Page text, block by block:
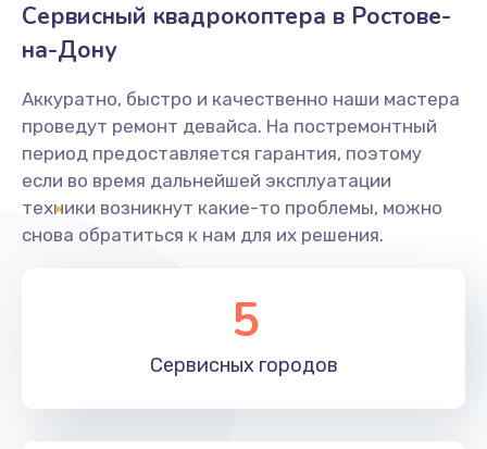
Сервисный квадрокоптера в Ростове-
на-Дону
Аккуратно, быстро и качественно наши мастера
проведут ремонт девайса. На постремонтный
период предоставляется гарантия, поэтому
если во время дальнейшей эксплуатации
техники возникнут какие-то проблемы, можно
снова обратиться к нам для их решения.
5
Сервисных городов